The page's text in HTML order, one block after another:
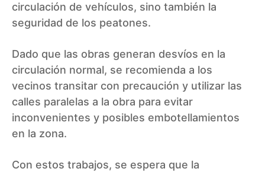
circulación de vehículos, sino también la
seguridad de los peatones.
Dado que las obras generan desvíos en la
circulación normal, se recomienda a los
vecinos transitar con precaución y utilizar las
calles paralelas a la obra para evitar
inconvenientes y posibles embotellamientos
en la zona.
Con estos trabajos, se espera que la